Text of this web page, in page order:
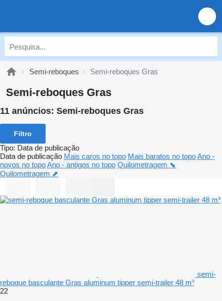
Semi-reboques Semi-reboques Gras
Semi-reboques Gras
11 anúncios: Semi-reboques Gras
Filtro
Tipo: Data de publicação
Data de publicação Mais caros no topo Mais baratos no topoAno -
novos no topoAno - antigos no topo Quilometragem ⬊
Quilometragem ⬈
semi-
reboque basculante Gras aluminum tipper semi-trailer 48 m³
22